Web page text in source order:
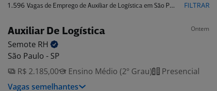
1.596 Vagas de Emprego de Auxiliar de Logística em São Paulo - SP FILTRAR
Auxiliar De Logística Ontem
Semote RH
São Paulo - SP
R$ 2.185,00
Ensino Médio (2º Grau)
Presencial
Vagas semelhantes